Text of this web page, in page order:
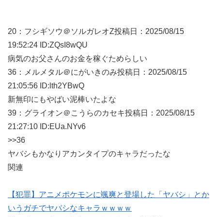
20： フシギソウ＠ソルガレオZ投稿日：2025/08/15
19:52:24 ID:ZQsI8wQU
病気のお父さんのお金を稼ぐためらしい
36：
メルメタル＠にがいきのみ投稿日：2025/08/15
21:05:56 ID:lth2YBwQ
新無印にもやばい泥棒いたよな
39： グライオン＠こうらのカセキ投稿日：2025/08/15
21:27:10 ID:EUa.NYv6
>>36
ヤバシもかなりアカンタイプのキャラだったな
関連
【犯罪】アニメポケモンに颯爽と登場した「ヤバシ」とか
いうガチでヤバシなキャラｗｗｗｗ